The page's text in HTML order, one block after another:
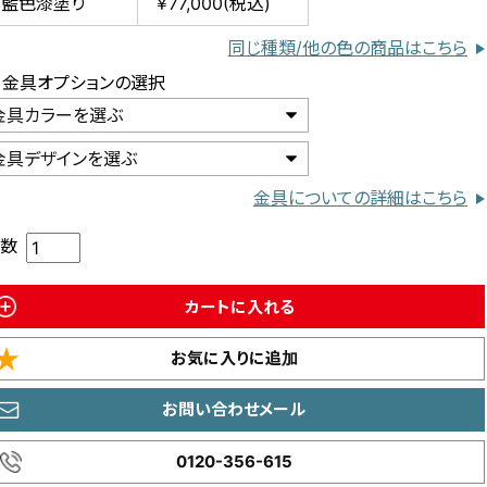
同じ種類/他の色の商品はこちら
金具オプションの選択
具カラーを選ぶ
具デザインを選ぶ
金具についての詳細はこちら
カートに入れる
お気に入りに追加
お問い合わせメール
0120-356-615